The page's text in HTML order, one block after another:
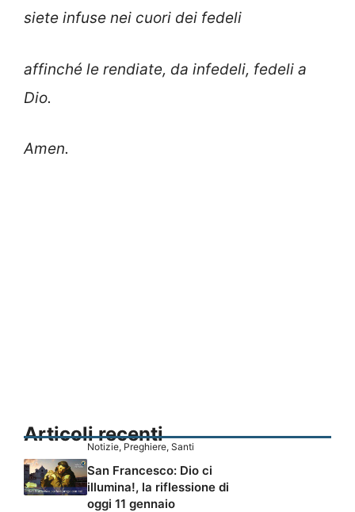
siete infuse nei cuori dei fedeli
affinché le rendiate, da infedeli, fedeli a
Dio.
Amen.
Articoli recenti
Notizie, Preghiere, Santi
San Francesco: Dio ci
illumina!, la riflessione di
oggi 11 gennaio